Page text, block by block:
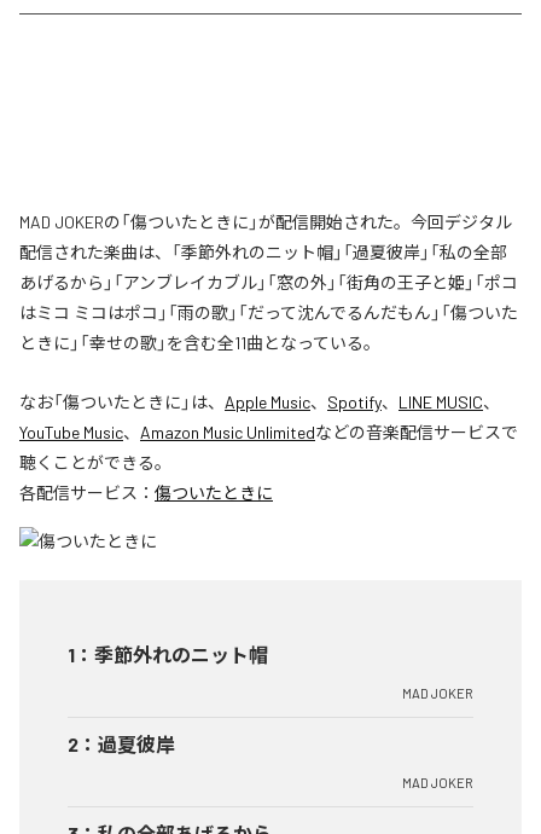
MAD JOKERの「傷ついたときに」が配信開始された。今回デジタル
配信された楽曲は、「季節外れのニット帽」「過夏彼岸」「私の全部
あげるから」「アンブレイカブル」「窓の外」「街角の王子と姫」「ポコ
はミコ ミコはポコ」「雨の歌」「だって沈んでるんだもん」「傷ついた
ときに」「幸せの歌」を含む全11曲となっている。
なお「傷ついたときに 」は、 Apple Music、 Spotify、 LINE MUSIC、
YouTube Music、 Amazon Music Unlimitedなどの音楽配信サービスで
聴くことができる。
各配信サービス： 傷ついたときに
1 ： 季節外れのニット帽
MAD JOKER
2 ： 過夏彼岸
MAD JOKER